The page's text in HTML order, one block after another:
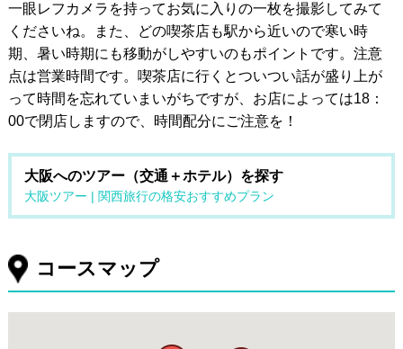
一眼レフカメラを持ってお気に入りの一枚を撮影してみて
くださいね。また、どの喫茶店も駅から近いので寒い時
期、暑い時期にも移動がしやすいのもポイントです。注意
点は営業時間です。喫茶店に行くとついつい話が盛り上が
って時間を忘れていまいがちですが、お店によっては18：
00で閉店しますので、時間配分にご注意を！
大阪へのツアー（交通＋ホテル）を探す
大阪ツアー | 関西旅行の格安おすすめプラン
コースマップ